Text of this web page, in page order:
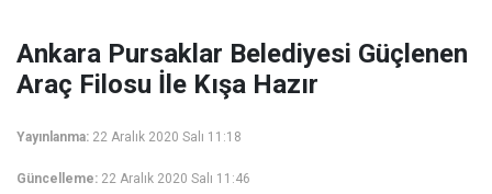
Ankara Pursaklar Belediyesi Güçlenen
Araç Filosu İle Kışa Hazır
Yayınlanma: 22 Aralık 2020 Salı 11:18
Güncelleme: 22 Aralık 2020 Salı 11:46